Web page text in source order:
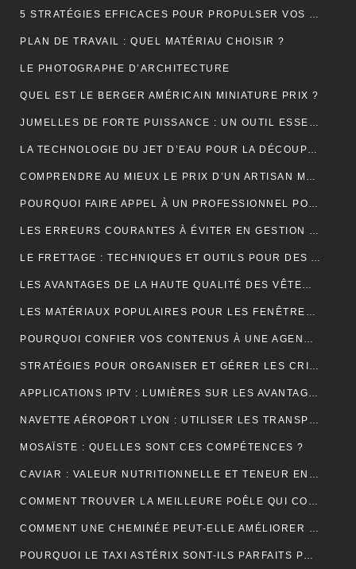
5 STRATÉGIES EFFICACES POUR PROPULSER VOS VENTES EN LIGNE
PLAN DE TRAVAIL : QUEL MATÉRIAU CHOISIR ?
LE PHOTOGRAPHE D’ARCHITECTURE
QUEL EST LE BERGER AMÉRICAIN MINIATURE PRIX ?
JUMELLES DE FORTE PUISSANCE : UN OUTIL ESSENTIEL POUR LE CAMPING
LA TECHNOLOGIE DU JET D’EAU POUR LA DÉCOUPE DES MATÉRIAUX SOLIDES
COMPRENDRE AU MIEUX LE PRIX D’UN ARTISAN MAÇON
POURQUOI FAIRE APPEL À UN PROFESSIONNEL POUR LE DÉBOUCHAGE TOILETTE YVELINES ?
LES ERREURS COURANTES À ÉVITER EN GESTION LOCATIVE ET COMMENT LES PRÉVENIR AVEC UN OUTIL EN LIGNE
LE FRETTAGE : TECHNIQUES ET OUTILS POUR DES ASSEMBLAGES PARFAITS
LES AVANTAGES DE LA HAUTE QUALITÉ DES VÊTEMENTS DE SPORT
LES MATÉRIAUX POPULAIRES POUR LES FENÊTRES DE TOIT : AVANTAGES ET INCONVÉNIENTS
POURQUOI CONFIER VOS CONTENUS À UNE AGENCE DE RÉDACTION ? LA CLÉ DU SUCCÈS EN LIGNE
STRATÉGIES POUR ORGANISER ET GÉRER LES CRISES DANS UNE ENTREPRISE
APPLICATIONS IPTV : LUMIÈRES SUR LES AVANTAGES DE LEUR UTILISATION
NAVETTE AÉROPORT LYON : UTILISER LES TRANSPORTS PUBLICS ET TAXIS
MOSAÏSTE : QUELLES SONT CES COMPÉTENCES ?
CAVIAR : VALEUR NUTRITIONNELLE ET TENEUR EN SODIUM
COMMENT TROUVER LA MEILLEURE POÊLE QUI CONVIENT À VOTRE MAISON ?
COMMENT UNE CHEMINÉE PEUT-ELLE AMÉLIORER LE CONFORT ET L’ESTHÉTIQUE DE VOTRE MAISON ?
POURQUOI LE TAXI ASTÉRIX SONT-ILS PARFAITS POUR LES TOURISTES ?